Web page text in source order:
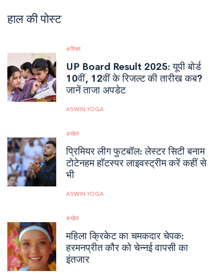
हाल की पोस्ट
शिक्षा
UP Board Result 2025: यूपी बोर्ड
10वीं, 12वीं के रिजल्ट की तारीख कब?
जानें ताजा अपडेट
ASWIN YOGA
खेल
प्रिमियर लीग फुटबॉल: लेस्टर सिटी बनाम
टोटेनहम हॉटस्पर लाइवस्ट्रीम करें कहीं से
भी
ASWIN YOGA
खेल
महिला क्रिकेट का चमकदार चेपक:
हरमनप्रीत कौर को चेन्नई वापसी का
इंतजार